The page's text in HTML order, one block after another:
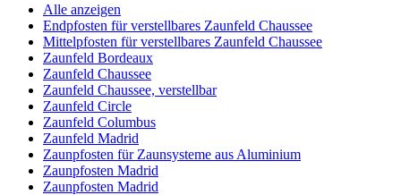
Alle anzeigen
Endpfosten für verstellbares Zaunfeld Chaussee
Mittelpfosten für verstellbares Zaunfeld Chaussee
Zaunfeld Bordeaux
Zaunfeld Chaussee
Zaunfeld Chaussee, verstellbar
Zaunfeld Circle
Zaunfeld Columbus
Zaunfeld Madrid
Zaunpfosten für Zaunsysteme aus Aluminium
Zaunpfosten Madrid
Zaunpfosten Madrid